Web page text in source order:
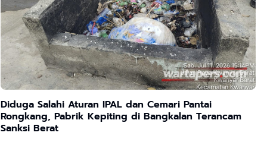
Diduga Salahi Aturan IPAL dan Cemari Pantai
Rongkang, Pabrik Kepiting di Bangkalan Terancam
Sanksi Berat